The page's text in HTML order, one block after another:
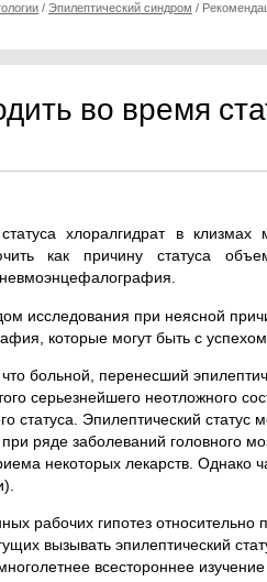
/ Эпилептический синдром /
во время
хлоралгидрат в
как причину статуса
исследования при неясной
которые могут быть с
больной, перенесший
серьезнейшего неотложного
статуса. Эпилептический
ряде заболеваний головного
некоторых лекарств. Однако
рабочих гипотез относительно
вызывать эпилептический
всестороннее